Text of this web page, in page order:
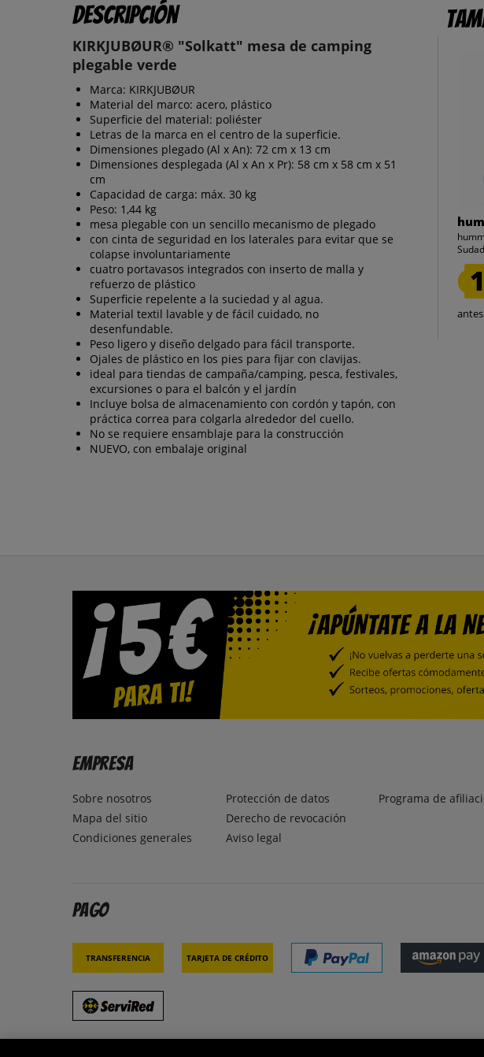
Descripción
KIRKJUBØUR® "Solkatt" mesa de camping
plegable verde
Marca: KIRKJUBØUR
Material del marco: acero, plástico
Superficie del material: poliéster
Letras de la marca en el centro de la superficie.
Dimensiones plegado (Al x An): 72 cm x 13 cm
Dimensiones desplegada (Al x An x Pr): 58 cm x 58 cm x 51
cm
Capacidad de carga: máx. 30 kg
Peso: 1,44 kg
mesa plegable con un sencillo mecanismo de plegado
con cinta de seguridad en los laterales para evitar que se
colapse involuntariamente
cuatro portavasos integrados con inserto de malla y
refuerzo de plástico
Superficie repelente a la suciedad y al agua.
Material textil lavable y de fácil cuidado, no
desenfundable.
Peso ligero y diseño delgado para fácil transporte.
Ojales de plástico en los pies para fijar con clavijas.
ideal para tiendas de campaña/camping, pesca, festivales,
excursiones o para el balcón y el jardín
Incluye bolsa de almacenamiento con cordón y tapón, con
práctica correa para colgarla alrededor del cuello.
No se requiere ensamblaje para la construcción
NUEVO, con embalaje original
antes
Empresa
Sobre nosotros
Mapa del sitio
Condiciones generales
Protección de datos
Derecho de revocación
Aviso legal
Programa de
Pago
Transferencia Tarjeta de crédito